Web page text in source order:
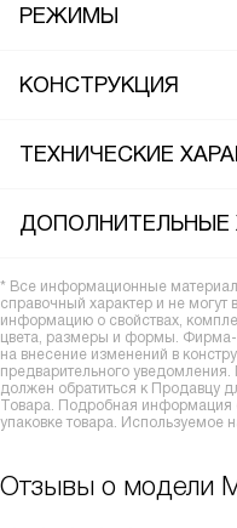
РЕЖИМЫ
КОНСТРУКЦИЯ
ТЕХНИЧЕСКИЕ
ДОПОЛНИТЕЛЬНЫЕ
* Все информационные
справочный характер и не
информацию о свойствах,
цвета, размеры и формы. Фирма-
на внесение изменений в
предварительного
должен обратиться к Продавцу
Товара. Подробная информация
упаковке товара. Используемое
Отзывы о модели